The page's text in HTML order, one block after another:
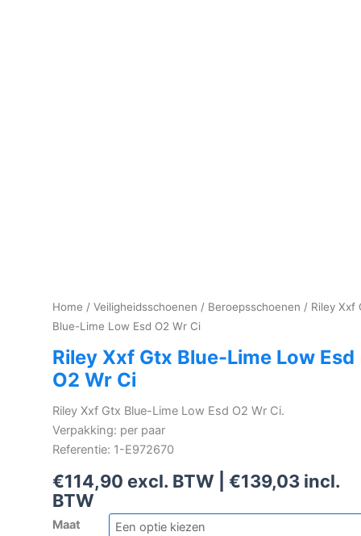
Home / Veiligheidsschoenen / Beroepsschoenen / Riley Xxf
Blue-Lime Low Esd O2 Wr Ci
Riley Xxf Gtx Blue-Lime Low Esd
O2 Wr Ci
Riley Xxf Gtx Blue-Lime Low Esd O2 Wr Ci.
Verpakking: per paar
Referentie: 1-E972670
€114,90 excl. BTW | €139,03 incl.
BTW
Maat